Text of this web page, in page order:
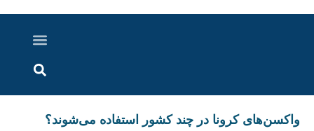
واکسن‌های کرونا در چند کشور استفاده می‌شوند؟